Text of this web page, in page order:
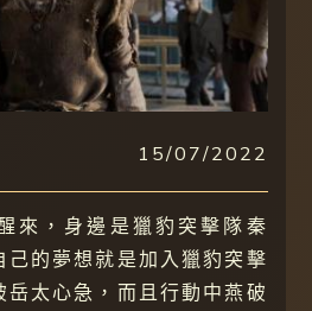
15/07/2022
來，身邊是獵豹突擊隊秦
己的夢想就是加入獵豹突擊
岳太心急，而且行動中燕破